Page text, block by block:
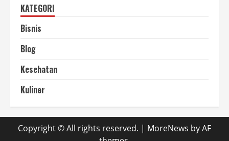
KATEGORI
Bisnis
Blog
Kesehatan
Kuliner
Copyright © All rights reserved. | MoreNews by AF